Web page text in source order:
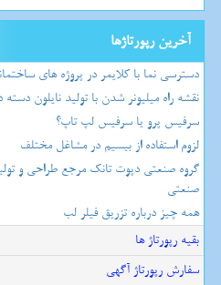
آخرین رپورتاژها
دسترسی نما با کلایمر در پروژه های
نقشه راه میلیونر شدن با تولید نایلون دسته
سرفیس پرو یا سرفیس لپ تاپ؟
لزوم استفاده از بیسیم در مشاغل مختلف
گروه صنعتی دپوت تانک مرجع طراحی و
صنعتی
همه چیز درباره تزریق فیلر لب
بقیه رپورتاژ ها
سفارش رپورتاژ آگهی